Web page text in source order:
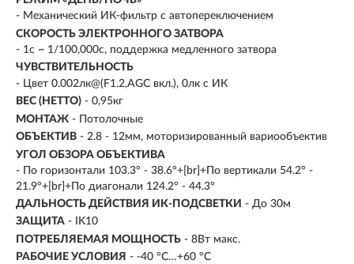
- Механический ИК-фильтр с автопереключением
СКОРОСТЬ ЭЛЕКТРОННОГО ЗАТВОРА
- 1с ~ 1/100,000с, поддержка медленного затвора
ЧУВСТВИТЕЛЬНОСТЬ
- Цвет 0.002лк@(F1.2,AGC вкл.), 0лк с ИК
ВЕС (НЕТТО) - 0,95кг
МОНТАЖ - Потолочные
ОБЪЕКТИВ - 2.8 - 12мм, моторизированный вариообъектив
УГОЛ ОБЗОРА ОБЪЕКТИВА
- По горизонтали 103.3° - 38.6°+[br]+По вертикали 54.2° -
21.9°+[br]+По диагонали 124.2° - 44.3°
ДАЛЬНОСТЬ ДЕЙСТВИЯ ИК-ПОДСВЕТКИ - До 30м
ЗАЩИТА - IK10
ПОТРЕБЛЯЕМАЯ МОЩНОСТЬ - 8Вт макс.
РАБОЧИЕ УСЛОВИЯ - -40 °C…+60 °C